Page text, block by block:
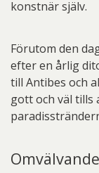
konstnär själv.
Förutom den
efter en årlig
till Antibes och
gott och väl tills